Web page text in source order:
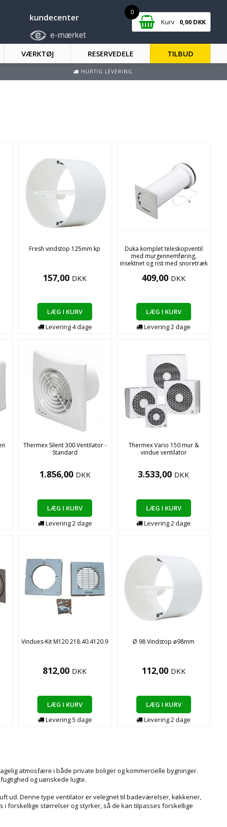
kundecenter
0
Kurv 0,00 DKK
VÆRKTØJ RESERVEDELE TILBUD
HURTIG LEVERING
Fresh vindstop 125mm kp
157,00 DKK
LÆG I KURV
Levering4dage
Duka komplet teleskopventil
med murgennemføring,
insektnet og rist med snoretræk
409,00 DKK
LÆG I KURV
Levering2dage
Thermex Silent 300 Ventilator -
Standard
1.856,00 DKK
LÆG I KURV
Levering2dage
Thermex Vario 150 mur &
vindue ventilator
3.533,00 DKK
LÆG I KURV
Levering2dage
Vindues-Kit M120 218.40.4120.9
812,00 DKK
LÆG I KURV
Levering5 dage
Ø 98 Vindstop ø98mm
112,00 DKK
LÆG I KURV
Levering2dage
atmosfære i både private boliger og kommercielle bygninger.
og uønskede lugte.
ud. Denne type ventilator er velegnet til badeværelser, køkkener,
forskellige størrelser og styrker, så de kan tilpasses forskellige